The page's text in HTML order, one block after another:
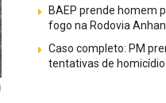
BAEP prende homem
fogo na Rodovia
Caso completo: PM
tentativas de